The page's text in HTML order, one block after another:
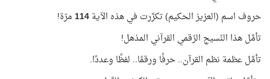
حروف اسم (العزيز الحكيم) تكرَّرت في هذه الآية114مرّة!
تأمَّل هذا النّسيج الرّقمي القرآني المذهل!
تأمَّل عظمة نظم القرآن.. حرفًا ورقمًا.. لفظًا وعددًا.